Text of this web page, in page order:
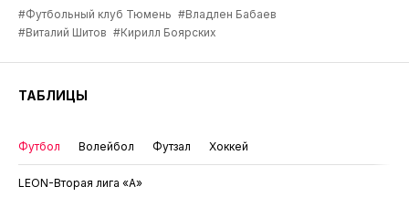
#Футбольный клуб Тюмень #Владлен Бабаев
#Виталий Шитов #Кирилл Боярских
ТАБЛИЦЫ
Футбол Волейбол Футзал Хоккей
LEON-Вторая лига «А»